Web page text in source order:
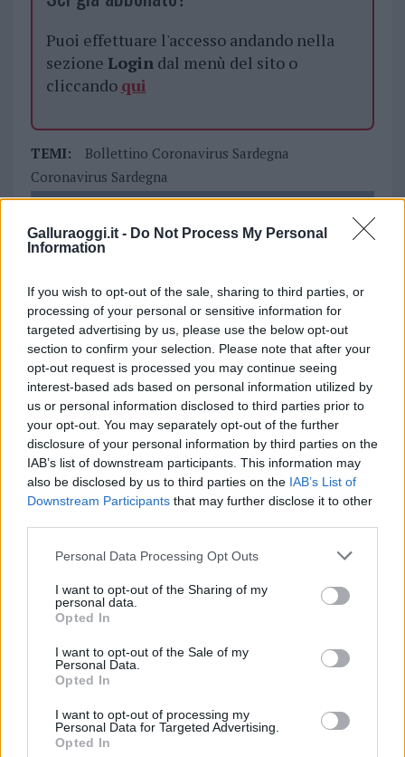
Galluraoggi.it - Do Not Process My Personal
Information
If you wish to opt-out of the sale, sharing to third parties, or
processing of your personal or sensitive information for
targeted advertising by us, please use the below opt-out
section to confirm your selection. Please note that after your
opt-out request is processed you may continue seeing
interest-based ads based on personal information utilized by
us or personal information disclosed to third parties prior to
your opt-out. You may separately opt-out of the further
disclosure of your personal information by third parties on the
IAB’s list of downstream participants. This information may
also be disclosed by us to third parties on the IAB’s List of
Downstream Participants that may further disclose it to other
Please note that this website/app uses one or more Google
not limited to your visit or usage behaviour. You may click to
grant or deny consent to Google and its third-party tags to
use your data for below specified purposes in below Google
consent section.
Personal Data Processing Opt Outs
I want to opt-out of the Sharing of my
personal data.
Opted In
I want to opt-out of the Sale of my
Personal Data.
Opted In
I want to opt-out of processing my
Personal Data for Targeted Advertising.
Opted In
Puoi effettuare l'accesso andando nella
sezione Logindal menù del sito o
cliccando qui
TEMI:
Bollettino Coronavirus Sardegna
Coronavirus Sardegna
Entra nel canale telegram di
Inviaci le tue segnalazioni,
i tuoi video e le tue foto
Su WhatsApp al numero +39
345 356 7512
Ricevi le nostre ultime news
Condividi l'articolo
F
a
ce
T
w
it
n h
at
h